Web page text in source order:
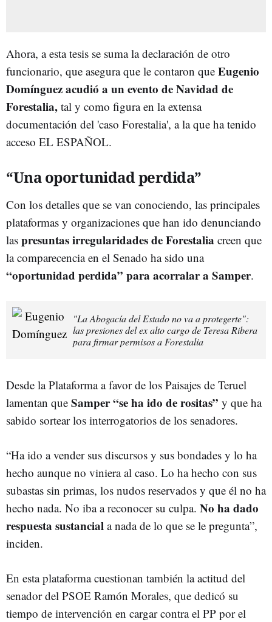
Ahora, a esta tesis se suma la declaración de otro
funcionario, que asegura que le contaron que Eugenio
Domínguez acudió a un evento de Navidad de
Forestalia, tal y como figura en la extensa
documentación del 'caso Forestalia', a la que ha tenido
acceso EL ESPAÑOL.
“Una oportunidad perdida”
Con los detalles que se van conociendo, las principales
plataformas y organizaciones que han ido denunciando
las presuntas irregularidades de Forestalia creen que
la comparecencia en el Senado ha sido una
“oportunidad perdida” para acorralar a Samper.
"La Abogacía del Estado no va a protegerte":
las presiones del ex alto cargo de Teresa Ribera
para firmar permisos a Forestalia
Desde la Plataforma a favor de los Paisajes de Teruel
lamentan que Samper “se ha ido de rositas” y que ha
sabido sortear los interrogatorios de los senadores.
“Ha ido a vender sus discursos y sus bondades y lo ha
hecho aunque no viniera al caso. Lo ha hecho con sus
subastas sin primas, los nudos reservados y que él no ha
hecho nada. No iba a reconocer su culpa. No ha dado
respuesta sustancial a nada de lo que se le pregunta”,
inciden.
En esta plataforma cuestionan también la actitud del
senador del PSOE Ramón Morales, que dedicó su
tiempo de intervención en cargar contra el PP por el